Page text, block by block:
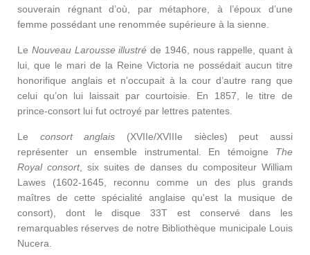
souverain régnant d’où, par métaphore, à l’époux d’une
femme possédant une renommée supérieure à la sienne.
Le Nouveau Larousse illustré de 1946, nous rappelle, quant à
lui, que le mari de la Reine Victoria ne possédait aucun titre
honorifique anglais et n’occupait à la cour d’autre rang que
celui qu’on lui laissait par courtoisie. En 1857, le titre de
prince-consort lui fut octroyé par lettres patentes.
Le consort anglais (XVIIe/XVIIIe siècles) peut aussi
représenter un ensemble instrumental. En témoigne The
Royal consort, six suites de danses du compositeur William
Lawes (1602-1645, reconnu comme un des plus grands
maîtres de cette spécialité anglaise qu'est la musique de
consort), dont le disque 33T est conservé dans les
remarquables réserves de notre Bibliothèque municipale Louis
Nucera.